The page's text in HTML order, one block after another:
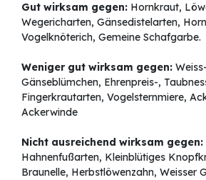
Gut wirksam gegen: Hornkraut,
Wegericharten, Gänsedistelarten,
Vogelknöterich, Gemeine Schafgarbe.
Weniger gut wirksam gegen:
Gänseblümchen, Ehrenpreis-,
Fingerkrautarten, Vogelsternmiere,
Ackerwinde
Nicht ausreichend wirksam gegen:
Hahnenfußarten, Kleinblütiges
Braunelle, Herbstlöwenzahn, Weisser